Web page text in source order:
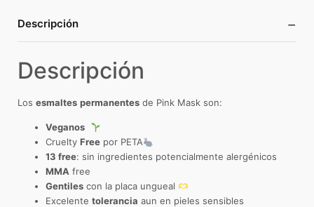
Descripción −
Descripción
Los esmaltes permanentes de Pink Mask son:
Veganos
Cruelty Free por PETA
13 free: sin ingredientes potencialmente alergénicos
MMA free
Gentiles con la placa ungueal
Excelente tolerancia aun en pieles sensibles